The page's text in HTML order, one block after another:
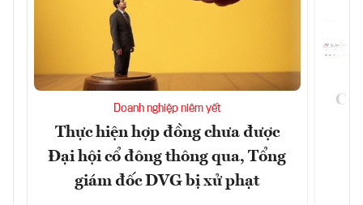
Doanh nghiệp niêm yết
Thực hiện hợp đồng chưa được
Đại hội cổ đông thông qua, Tổng
giám đốc DVG bị xử phạt